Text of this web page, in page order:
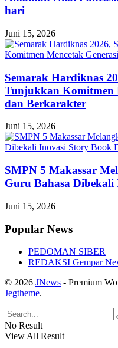
hari
Juni 15, 2026
Semarak Hardiknas
Tunjukkan Komitmen
dan Berkarakter
Juni 15, 2026
SMPN 5 Makassar
Guru Bahasa
Juni 15, 2026
Popular News
PEDOMAN SIBER
REDAKSI Gempar
© 2026 JNews - Premium
Jegtheme.
No Result
View All Result